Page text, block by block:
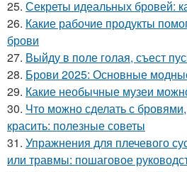
25. Секреты идеальных бровей:
26. Какие рабочие продукты
брови
27. Выйду в поле голая, съест
28. Брови 2025: Основные
29. Какие необычные музеи
30. Что можно сделать с
красить: полезные советы
31. Упражнения для плечевого
или травмы: пошаговое